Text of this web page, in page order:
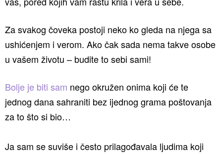
Za svakog čoveka postoji neko ko gleda na njega sa
ushićenjem i verom. Ako čak sada nema takve osobe
u vašem životu – budite to sebi sami!
Bolje je biti sam nego okružen onima koji će te
jednog dana sahraniti bez ijednog grama poštovanja
za to što si bio…
Ja sam se suviše i često prilagođavala ljudima koji